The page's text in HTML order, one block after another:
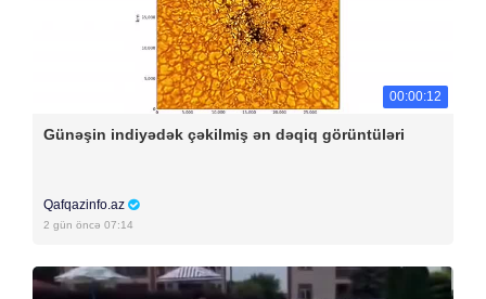
00:00:12
Günəşin indiyədək çəkilmiş ən dəqiq görüntüləri
Qafqazinfo.az
2 gün öncə 07:14